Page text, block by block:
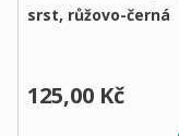
srst, růžovo-černá
125,00 Kč